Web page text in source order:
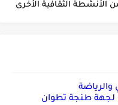
الأنشطة الثقافية الأخرى
والرياضة
لجهة طنجة تطوان